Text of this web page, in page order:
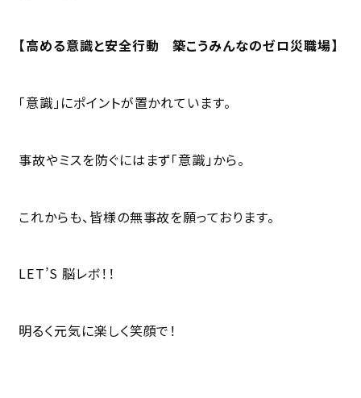
【高める意識と安全行動 築こうみんなのゼロ災職場】
「意識」にポイントが置かれています。
事故やミスを防ぐにはまず「意識」から。
これからも、皆様の無事故を願っております。
LET’S 脳レボ！！
明るく元気に楽しく笑顔で！